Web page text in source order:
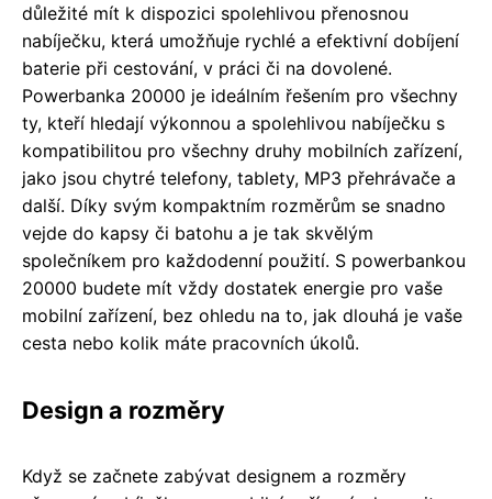
důležité mít k dispozici spolehlivou přenosnou
nabíječku, která umožňuje rychlé a efektivní dobíjení
baterie při cestování, v práci či na dovolené.
Powerbanka 20000 je ideálním řešením pro všechny
ty, kteří hledají výkonnou a spolehlivou nabíječku s
kompatibilitou pro všechny druhy mobilních zařízení,
jako jsou chytré telefony, tablety, MP3 přehrávače a
další. Díky svým kompaktním rozměrům se snadno
vejde do kapsy či batohu a je tak skvělým
společníkem pro každodenní použití. S powerbankou
20000 budete mít vždy dostatek energie pro vaše
mobilní zařízení, bez ohledu na to, jak dlouhá je vaše
cesta nebo kolik máte pracovních úkolů.
Design a rozměry
Když se začnete zabývat designem a rozměry